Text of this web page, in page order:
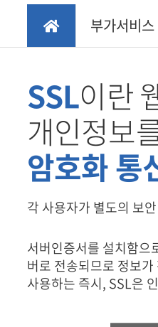
부가서비스
유지보수
부가서비스
SSL이란
개인정보
암호화 통
각 사용자가 별도의 보
서버인증서를 설치함으
버로 전송되므로 정보
사용하는 즉시, SSL은